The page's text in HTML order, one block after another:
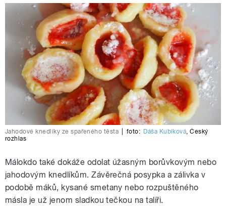
Jahodové knedlíky ze spařeného těsta foto: Dáša Kubíková,Český
rozhlas
Málokdo také dokáže odolat úžasným borůvkovým nebo
jahodovým knedlíkům. Závěrečná posypka a zálivka v
podobě máků, kysané smetany nebo rozpuštěného
másla je už jenom sladkou tečkou na talíři.